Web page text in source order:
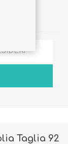
Taglia 92